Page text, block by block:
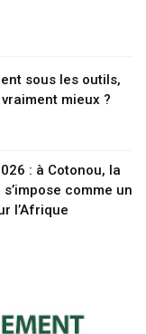
sous les outils,
mieux ?
: à Cotonou, la
comme un
l’Afrique